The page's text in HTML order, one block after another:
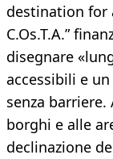
destination for
C.Os.T.A.”
disegnare
accessibili e
senza
borghi e alle
declinazione